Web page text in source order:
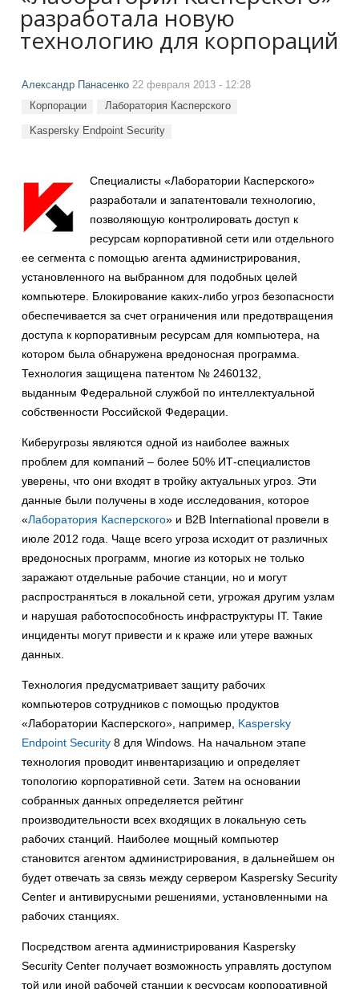
разработала новую
технологию для корпораций
Александр Панасенко 22 февраля 2013 - 12:28
Корпорации Лаборатория Касперского
Kaspersky Endpoint Security
Специалисты «Лаборатории Касперского»
разработали и запатентовали технологию,
позволяющую контролировать доступ к
ресурсам корпоративной сети или отдельного
ее сегмента с помощью агента администрирования,
установленного на выбранном для подобных целей
компьютере. Блокирование каких-либо угроз безопасности
обеспечивается за счет ограничения или предотвращения
доступа к корпоративным ресурсам для компьютера, на
котором была обнаружена вредоносная программа.
Технология защищена патентом № 2460132,
выданным Федеральной службой по интеллектуальной
собственности Российской Федерации.
Киберугрозы являются одной из наиболее важных
проблем для компаний – более 50% ИТ-специалистов
уверены, что они входят в тройку актуальных угроз. Эти
данные были получены в ходе исследования, которое
«Лаборатория Касперского» и B2B International провели в
июле 2012 года. Чаще всего угроза исходит от различных
вредоносных программ, многие из которых не только
заражают отдельные рабочие станции, но и могут
распространяться в локальной сети, угрожая другим узлам
и нарушая работоспособность инфраструктуры IT. Такие
инциденты могут привести и к краже или утере важных
данных.
Технология предусматривает защиту рабочих
компьютеров сотрудников с помощью продуктов
«Лаборатории Касперского», например, Kaspersky
Endpoint Security 8 для Windows. На начальном этапе
технология проводит инвентаризацию и определяет
топологию корпоративной сети. Затем на основании
собранных данных определяется рейтинг
производительности всех входящих в локальную сеть
рабочих станций. Наиболее мощный компьютер
становится агентом администрирования, в дальнейшем он
будет отвечать за связь между сервером Kaspersky Security
Center и антивирусными решениями, установленными на
рабочих станциях.
Посредством агента администрирования Kaspersky
Security Center получает возможность управлять доступом
той или иной рабочей станции к ресурсам корпоративной